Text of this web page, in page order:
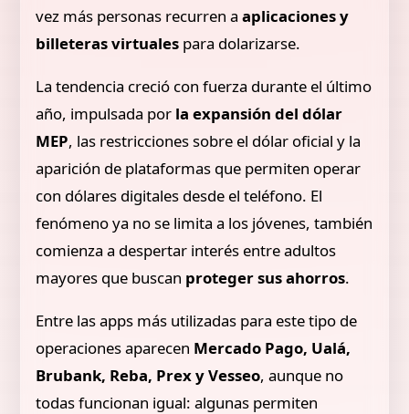
vez más personas recurren aaplicaciones y
billeteras virtuales para dolarizarse.
La tendencia creció con fuerza durante el último
año, impulsada por la expansión del dólar
MEP, las restricciones sobre el dólar oficial y la
aparición de plataformas que permiten operar
con dólares digitales desde el teléfono. El
fenómeno ya no se limita a los jóvenes, también
comienza a despertar interés entre adultos
mayores que buscan proteger sus ahorros.
Entre las apps más utilizadas para este tipo de
operaciones aparecen Mercado Pago, Ualá,
Brubank, Reba, Prex y Vesseo, aunque no
todas funcionan igual: algunas permiten